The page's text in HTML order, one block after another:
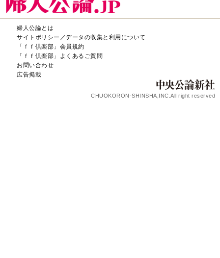
婦人公論とは
サイトポリシー／データの収集と利用について
「ｆｆ倶楽部」会員規約
「ｆｆ倶楽部」よくあるご質問
お問い合わせ
広告掲載
CHUOKORON-SHINSHA,INC.All right reserved